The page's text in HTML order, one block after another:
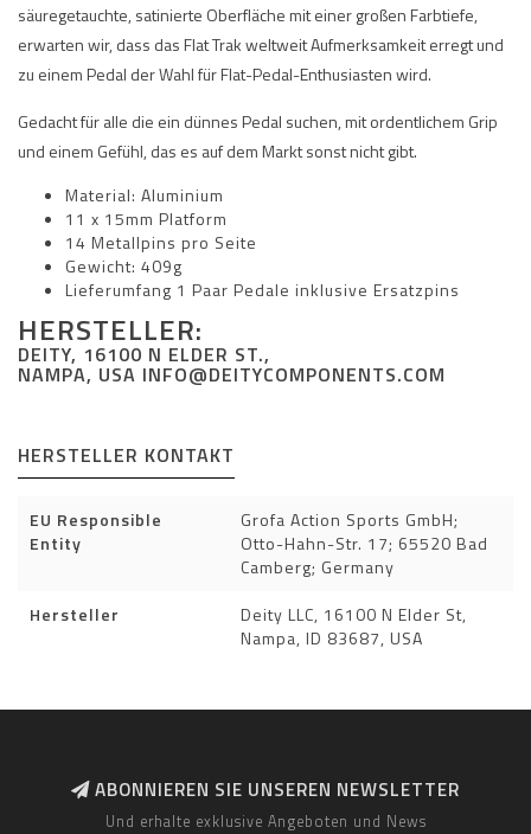
säuregetauchte, satinierte Oberfläche mit einer großen Farbtiefe,
erwarten wir, dass das Flat Trak weltweit Aufmerksamkeit erregt und
zu einem Pedal der Wahl für Flat-Pedal-Enthusiasten wird.
Gedacht für alle die ein dünnes Pedal suchen, mit ordentlichem Grip
und einem Gefühl, das es auf dem Markt sonst nicht gibt.
Material: Aluminium
11 x 15mm Platform
14 Metallpins pro Seite
Gewicht: 409g
Lieferumfang 1 Paar Pedale inklusive Ersatzpins
HERSTELLER:
DEITY, 16100 N ELDER ST.,
NAMPA, USA INFO@DEITYCOMPONENTS.COM
HERSTELLER KONTAKT
EU Responsible
Entity
Grofa Action Sports GmbH;
Otto-Hahn-Str. 17; 65520 Bad
Camberg; Germany
Hersteller
Deity LLC, 16100 N Elder St,
Nampa, ID 83687, USA
ABONNIEREN SIE UNSEREN NEWSLETTER
Und erhalte exklusive Angeboten und News